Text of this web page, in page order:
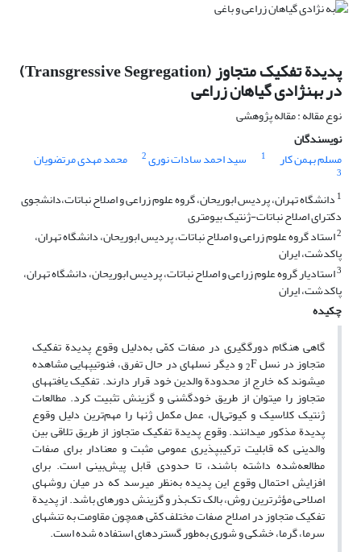
پدیدة تفکیک متجاوز (Transgressive Segregation)
در به‏نژادی گیاهان زراعی‌
نوع مقاله : مقاله پژوهشی
نویسندگان
مسلم بهمن کار
1 سید احمد سادات نوری2 محمد مهدی مرتضویان
3
1 دانشگاه تهران، پردیس ابوریحان، گروه علوم زراعی و اصلاح نباتات،دانشجوی
دکترای اصلاح نباتات-ژنتیک بیومتری
2استاد گروه علوم زراعی و اصلاح نباتات، پردیس ابوریحان، دانشگاه تهران،
پاکدشت، ایران
3استادیار گروه علوم زراعی و اصلاح نباتات، پردیس ابوریحان، دانشگاه تهران،
پاکدشت، ایران
چکیده
گاهی هنگام دورگ‎گیری در صفات کمّی به‌دلیل وقوع پدیدة تفکیک
متجاوز در نسل 2 F و دیگر نسل‎های در حال تفرق، فنوتیپ‎هایی مشاهده
می‎شوند که خارج از محدودة والدین خود قرار دارند. تفکیک ‌یافته‎های
متجاوز را می‎توان از طریق خودگشنی و گزینش تثبیت کرد. مطالعات
ژنتیک کلاسیک و کیو‌تی‌ال، عمل مکمل ژن‎ها را مهم‌ترین دلیل وقوع
پدیدة مذکور می‏دانند. وقوع پدیدة تفکیک متجاوز از طریق تلاقی بین
والدینی که قابلیت ترکیب‏پذیری عمومی مثبت و معنا‎دار برای صفات
مطالعه‌شده داشته باشند، تا حدودی قابل پیش‌بینی است. برای
افزایش احتمال وقوع این پدیده به‌نظر می‎رسد که در میان روش‎های
اصلاحی مؤثرترین روش، بالک تک‌بذر و گزینش دوره‏ای باشد. از پدیدة
تفکیک متجاوز در اصلاح صفات مختلف کمّی همچون مقاومت به تنش‎های
سرما، گرما، خشکی و شوری به‌طور گسترده‎ای استفاده شده است.